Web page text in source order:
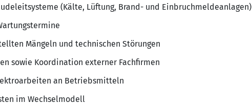
(Kälte, Lüftung, Brand- und Einbruchmeldeanlagen)
Mängeln und technischen Störungen
sowie Koordination externer Fachfirmen
an Betriebsmitteln
im Wechselmodell